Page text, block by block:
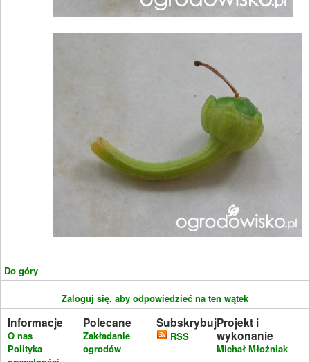
Do góry
Zaloguj się, aby odpowiedzieć na ten wątek
Informacje
O nas
Polityka
Polecane
Zakładanie
ogrodów
Subskrybuj
RSS
Projekt i
wykonanie
Michał Młoźniak